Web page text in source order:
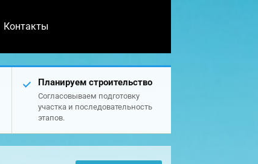
Контакты
Планируем строительство
Согласовываем подготовку
участка и последовательность
этапов.